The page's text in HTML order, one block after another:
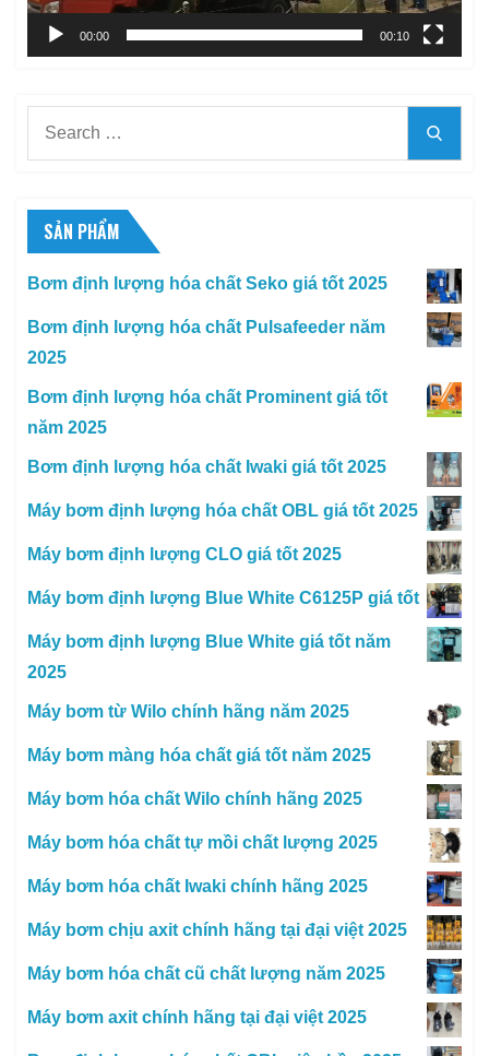
00:00 00:10
SẢN PHẨM
Bơm định lượng hóa chất Seko giá tốt 2025
Bơm định lượng hóa chất Pulsafeeder năm
2025
Bơm định lượng hóa chất Prominent giá tốt
năm 2025
Bơm định lượng hóa chất Iwaki giá tốt 2025
Máy bơm định lượng hóa chất OBL giá tốt 2025
Máy bơm định lượng CLO giá tốt 2025
Máy bơm định lượng Blue White C6125P giá tốt
Máy bơm định lượng Blue White giá tốt năm
2025
Máy bơm từ Wilo chính hãng năm 2025
Máy bơm màng hóa chất giá tốt năm 2025
Máy bơm hóa chất Wilo chính hãng 2025
Máy bơm hóa chất tự mồi chất lượng 2025
Máy bơm hóa chất Iwaki chính hãng 2025
Máy bơm chịu axit chính hãng tại đại việt 2025
Máy bơm hóa chất cũ chất lượng năm 2025
Máy bơm axit chính hãng tại đại việt 2025